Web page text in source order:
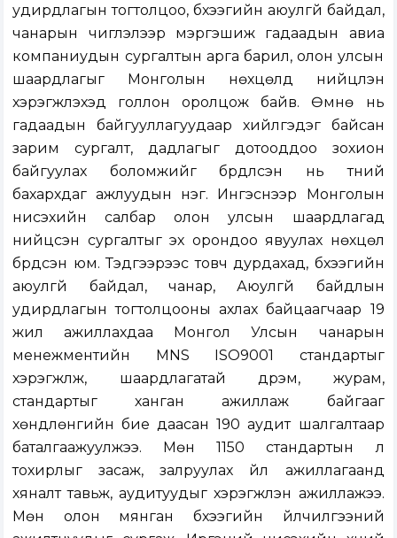
удирдлагын тогтолцоо, бүхээгийн аюулгүй байдал,
чанарын чиглэлээр мэргэшиж гадаадын авиа
компаниудын сургалтын арга барил, олон улсын
шаардлагыг Монголын нөхцөлд нийцүүлэн
хэрэгжүүлэхэд голлон оролцож байв. Өмнө нь
гадаадын байгууллагуудаар хийлгэдэг байсан
зарим сургалт, дадлагыг дотооддоо зохион
байгуулах боломжийг бүрдүүлсэн нь түүний
бахархдаг ажлуудын нэг. Ингэснээр Монголын
нисэхийн салбар олон улсын шаардлагад
нийцсэн сургалтыг эх орондоо явуулах нөхцөл
бүрдсэн юм. Тэдгээрээс товч дурдахад, бүхээгийн
аюулгүй байдал, чанар, Аюулгүй байдлын
удирдлагын тогтолцооны ахлах байцаагчаар 19
жил ажиллахдаа Монгол Улсын чанарын
менежментийн MNS ISO9001 стандартыг
хэрэгжүүлж, шаардлагатай дүрэм, журам,
стандартыг ханган ажиллаж байгааг
хөндлөнгийн бие даасан 190 аудит шалгалтаар
баталгаажуулжээ. Мөн 1150 стандартын үл
тохирлыг засаж, залруулах үйл ажиллагаанд
хяналт тавьж, аудитуудыг хэрэгжүүлэн ажиллажээ.
Мөн олон мянган бүхээгийн үйлчилгээний